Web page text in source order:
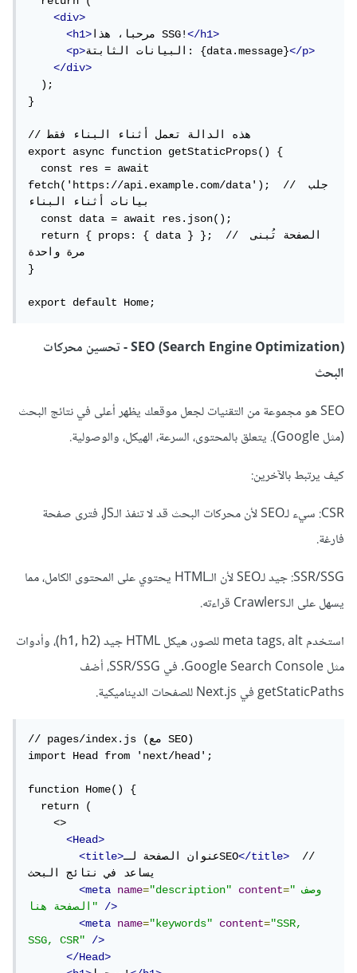
<div>
<h1>
مرحبا، هذا SSG!</h1>
<p>
البيانات الثابتة: {data.message}</p>
</div>
  );
}
// هذه الدالة تعمل أثناء البناء فقط
export async function getStaticProps() {
  const res = await
fetch('https://api.example.com/data');  // جلب
بيانات أثناء البناء
  const data = await res.json();
  return { props: { data } };  // الصفحة تُبنى
مرة واحدة
}
export default Home;
SEO (Search Engine Optimization) - تحسين محركات
البحث
SEO هو مجموعة من التقنيات لجعل موقعك يظهر أعلى في نتائج البحث
(مثل Google). يتعلق بالمحتوى، السرعة، الهيكل، والوصولية.
كيف يرتبط بالآخرين:
CSR: سيء لـSEO لأن محركات البحث قد لا تنفذ الـJS، فترى صفحة
فارغة.
SSR/SSG: جيد لـSEO لأن الـHTML يحتوي على المحتوى الكامل، مما
يسهل على الـCrawlers قراءته.
استخدم meta tags، alt للصور، هيكل HTML جيد (h1, h2)، وأدوات
مثل Google Search Console. في SSR/SSG، أضف
getStaticPaths في Next.js للصفحات الديناميكية.
// pages/index.js (مع SEO)
import Head from 'next/head';
function Home() {
  return (
    <>
<Head>
<title>
عنوان الصفحة لـSEO</title>
  //
يساعد في نتائج البحث
<meta
name="description" content="وصف
الصفحة هنا"
/>
<meta
name="keywords" content="SSR,
SSG, CSR"
/>
</Head>